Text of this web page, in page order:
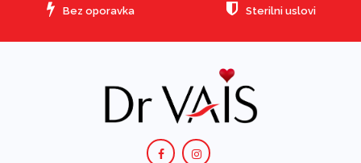
Bez oporavka Sterilni uslovi